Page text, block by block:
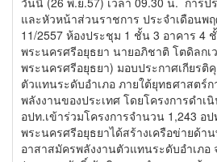
และหัวหน้าส่วนราชการ ประจำเดือนพ
11/2557 ห้องประชุม 1 ชั้น 3 อาคาร 4
พระนครศรีอยุธยา นายอภิชาติ โตดิลกเ
พระนครศรีอยุธยา) มอบประกาศเกียร
ตัวแทนระดับอำเภอ ภายใต้ยุทธศาสตร์
พลังงานของประเทศ โดยโครงการดำ
อปท.เข้าร่วมโครงการจำนวน 1,243 อ
พระนครศรีอยุธยาได้สร้างเครือข่ายด้า
อาสาสมัครพลังงานตัวแทนระดับอำเภอ